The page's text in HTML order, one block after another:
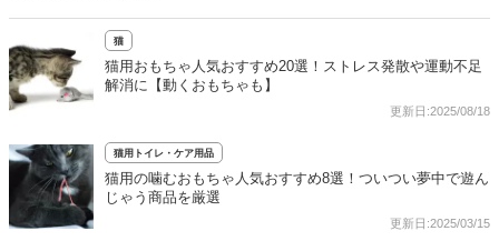
猫
猫用おもちゃ人気おすすめ20選！ストレス発散や運動不足
解消に【動くおもちゃも】
更新日:2025/08/18
猫用トイレ・ケア用品
猫用の噛むおもちゃ人気おすすめ8選！ついつい夢中で遊ん
じゃう商品を厳選
更新日:2025/03/15